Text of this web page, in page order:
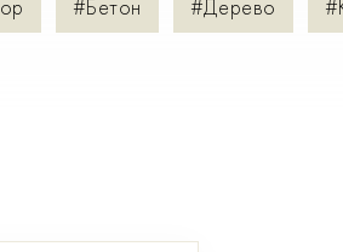
#Бетон #Дерево